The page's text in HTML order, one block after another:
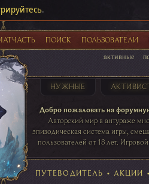
.
ПОИСК ПОЛЬЗОВАТЕЛИ
активные
НУЖНЫЕ
Добро пожаловать на
Авторский мир в антураже
эпизодическая система игры,
пользователей от 18 лет.
таблице игровой
41 ПОСТОВ 31 ПОСТОВ
ПУТЕВОДИТЕЛЬ • АКЦИИ •